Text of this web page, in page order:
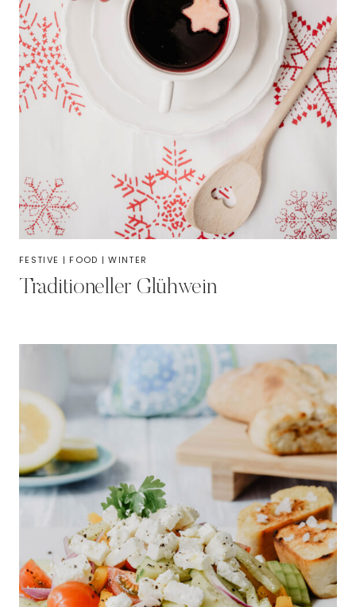
FESTIVE | FOOD |WINTER
Traditioneller Glühwein